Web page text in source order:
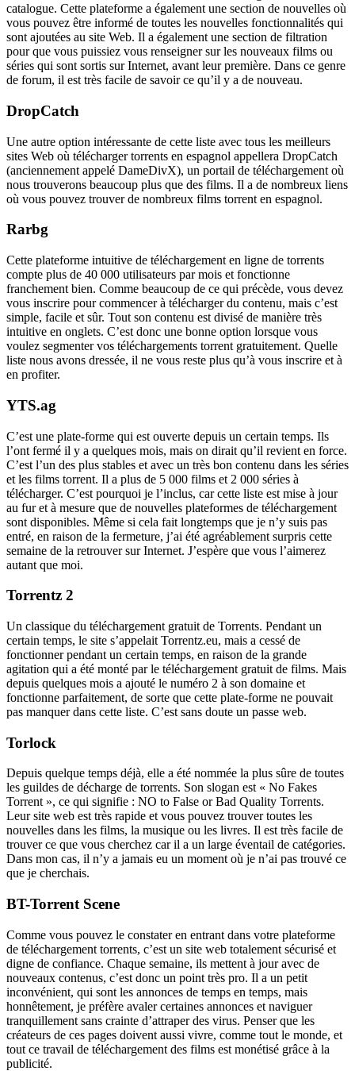
catalogue. Cette plateforme a également une section de nouvelles où
vous pouvez être informé de toutes les nouvelles fonctionnalités qui
sont ajoutées au site Web. Il a également une section de filtration
pour que vous puissiez vous renseigner sur les nouveaux films ou
séries qui sont sortis sur Internet, avant leur première. Dans ce genre
de forum, il est très facile de savoir ce qu’il y a de nouveau.
DropCatch
Une autre option intéressante de cette liste avec tous les meilleurs
sites Web où télécharger torrents en espagnol appellera DropCatch
(anciennement appelé DameDivX), un portail de téléchargement où
nous trouverons beaucoup plus que des films. Il a de nombreux liens
où vous pouvez trouver de nombreux films torrent en espagnol.
Rarbg
Cette plateforme intuitive de téléchargement en ligne de torrents
compte plus de 40 000 utilisateurs par mois et fonctionne
franchement bien. Comme beaucoup de ce qui précède, vous devez
vous inscrire pour commencer à télécharger du contenu, mais c’est
simple, facile et sûr. Tout son contenu est divisé de manière très
intuitive en onglets. C’est donc une bonne option lorsque vous
voulez segmenter vos téléchargements torrent gratuitement. Quelle
liste nous avons dressée, il ne vous reste plus qu’à vous inscrire et à
en profiter.
YTS.ag
C’est une plate-forme qui est ouverte depuis un certain temps. Ils
l’ont fermé il y a quelques mois, mais on dirait qu’il revient en force.
C’est l’un des plus stables et avec un très bon contenu dans les séries
et les films torrent. Il a plus de 5 000 films et 2 000 séries à
télécharger. C’est pourquoi je l’inclus, car cette liste est mise à jour
au fur et à mesure que de nouvelles plateformes de téléchargement
sont disponibles. Même si cela fait longtemps que je n’y suis pas
entré, en raison de la fermeture, j’ai été agréablement surpris cette
semaine de la retrouver sur Internet. J’espère que vous l’aimerez
autant que moi.
Torrentz 2
Un classique du téléchargement gratuit de Torrents. Pendant un
certain temps, le site s’appelait Torrentz.eu, mais a cessé de
fonctionner pendant un certain temps, en raison de la grande
agitation qui a été monté par le téléchargement gratuit de films. Mais
depuis quelques mois a ajouté le numéro 2 à son domaine et
fonctionne parfaitement, de sorte que cette plate-forme ne pouvait
pas manquer dans cette liste. C’est sans doute un passe web.
Torlock
Depuis quelque temps déjà, elle a été nommée la plus sûre de toutes
les guildes de décharge de torrents. Son slogan est « No Fakes
Torrent », ce qui signifie : NO to False or Bad Quality Torrents.
Leur site web est très rapide et vous pouvez trouver toutes les
nouvelles dans les films, la musique ou les livres. Il est très facile de
trouver ce que vous cherchez car il a un large éventail de catégories.
Dans mon cas, il n’y a jamais eu un moment où je n’ai pas trouvé ce
que je cherchais.
BT-Torrent Scene
Comme vous pouvez le constater en entrant dans votre plateforme
de téléchargement torrents, c’est un site web totalement sécurisé et
digne de confiance. Chaque semaine, ils mettent à jour avec de
nouveaux contenus, c’est donc un point très pro. Il a un petit
inconvénient, qui sont les annonces de temps en temps, mais
honnêtement, je préfère avaler certaines annonces et naviguer
tranquillement sans crainte d’attraper des virus. Penser que les
créateurs de ces pages doivent aussi vivre, comme tout le monde, et
tout ce travail de téléchargement des films est monétisé grâce à la
publicité.